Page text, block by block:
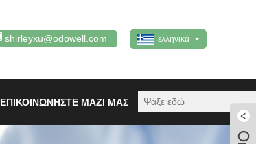
ελληνικά
shirleyxu@odowell.com
ΕΠΙΚΟΙΝΩΝΉΣΤΕ ΜΑΖΊ ΜΑΣ